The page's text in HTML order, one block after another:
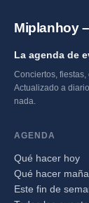
Miplanhoy
La agenda de
Conciertos,
Actualizado a
nada.
AGENDA
Qué hacer hoy
Qué hacer
Este fin de